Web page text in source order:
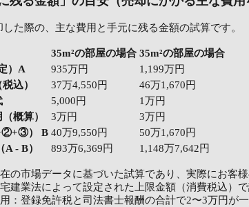
た際の、主な費用と手元に残る金額の試算です。
35m²の部屋の場合 35m²の部屋の場合
）A
935万円
1,199万円
込）
37万4,550円
46万1,670円
5,000円
1万円
概算）
3万円
3万円
） B 40万9,550円
50万1,670円
- B）
893万6,369円 1,148万7,642円
の市場データに基づいた試算であり、実際にお客
建業法によって設定された上限金額（消費税込）
：登録免許税と司法書士報酬の合計で2〜3万円が